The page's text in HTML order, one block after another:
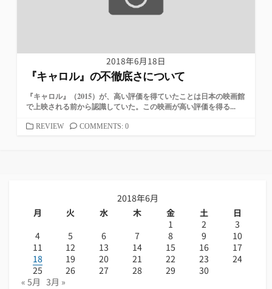
2018年6月18日
『キャロル』の不徹底さについて
『キャロル』（2015）が、高い評価を得ていたことは日本の映画館
で上映される前から認識していた。この映画が高い評価を得る...
カREVIEW COMMENTS: 0
2018年6月
月
火 水 木 金 土
日
1
2
3
4
5 6 7 8 9
10
11
12 13 14 15 16
17
18
19 20 21 22 23
24
25
26 27 28 29
30
« 5月 3月 »